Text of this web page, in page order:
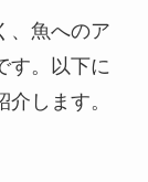
、魚へのア
す。以下に
します。